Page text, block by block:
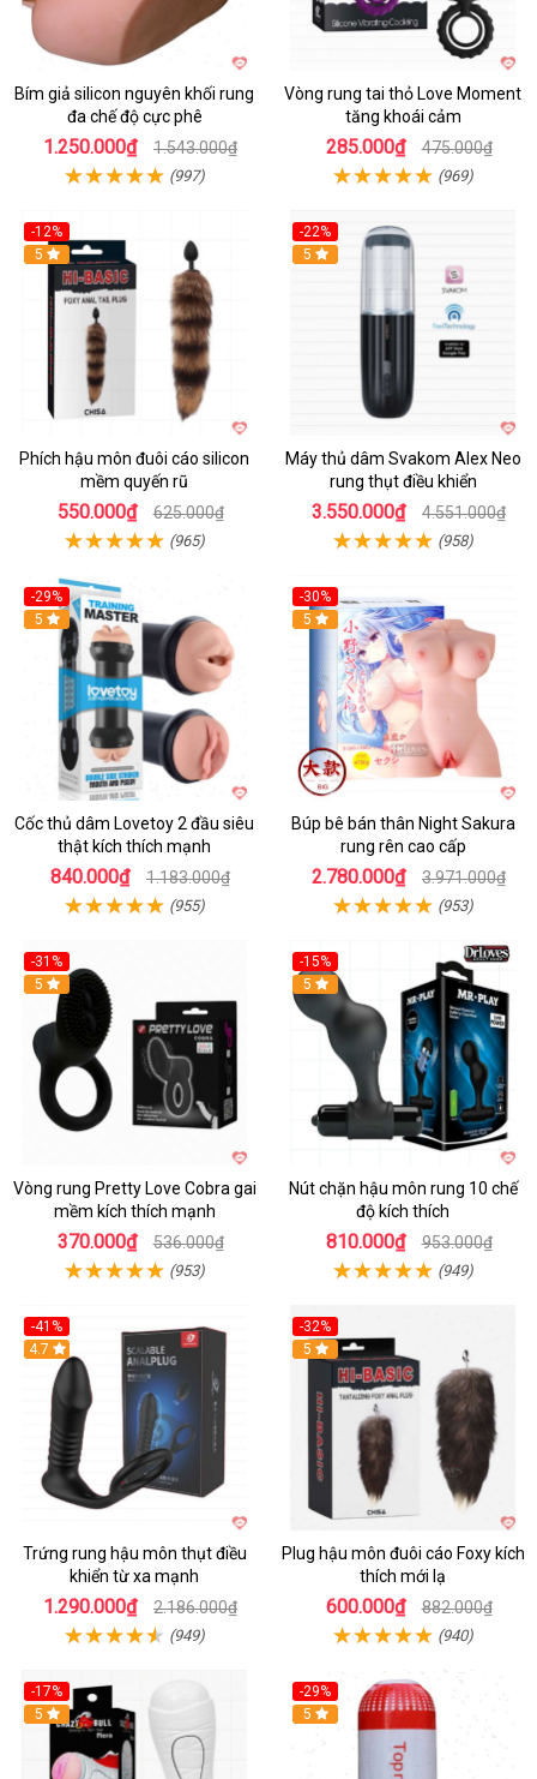
Bím giả silicon nguyên khối rung
đa chế độ cực phê
1.250.000₫ 1.543.000₫
(997)
Vòng rung tai thỏ Love Moment
tăng khoái cảm
285.000₫ 475.000₫
(969)
-12%
Hot
5
Phích hậu môn đuôi cáo silicon
mềm quyến rũ
550.000₫ 625.000₫
(965)
-22%
5
Máy thủ dâm Svakom Alex Neo
rung thụt điều khiển
3.550.000₫ 4.551.000₫
(958)
-29%
Hot
5
Cốc thủ dâm Lovetoy 2 đầu siêu
thật kích thích mạnh
840.000₫ 1.183.000₫
(955)
-30%
Hot
5
Búp bê bán thân Night Sakura
rung rên cao cấp
2.780.000₫ 3.971.000₫
(953)
-31%
5
Vòng rung Pretty Love Cobra gai
mềm kích thích mạnh
370.000₫ 536.000₫
(953)
-15%
Hot
5
Nút chặn hậu môn rung 10 chế
độ kích thích
810.000₫ 953.000₫
(949)
-41%
Hot
4.7
Trứng rung hậu môn thụt điều
khiển từ xa mạnh
1.290.000₫ 2.186.000₫
(949)
-32%
Hot
5
Plug hậu môn đuôi cáo Foxy kích
thích mới lạ
600.000₫ 882.000₫
(940)
-17%
5
-29%
5